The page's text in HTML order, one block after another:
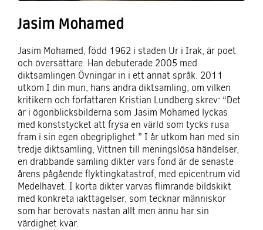
Jasim Mohamed
Jasim Mohamed, född 1962 i staden Ur i Irak, är poet
och översättare. Han debuterade 2005 med
diktsamlingen Övningar in i ett annat språk. 2011
utkom I din mun, hans andra diktsamling, om vilken
kritikern och författaren Kristian Lundberg skrev: “Det
är i ögonblicksbilderna som Jasim Mohamed lyckas
med konststycket att frysa en värld som tycks rusa
fram i sin egen obegriplighet.” I år utkom han med sin
tredje diktsamling, Vittnen till meningslösa händelser,
en drabbande samling dikter vars fond är de senaste
årens pågående flyktingkatastrof, med epicentrum vid
Medelhavet. I korta dikter varvas flimrande bildskikt
med konkreta iakttagelser, som tecknar människor
som har berövats nästan allt men ännu har sin
värdighet kvar.